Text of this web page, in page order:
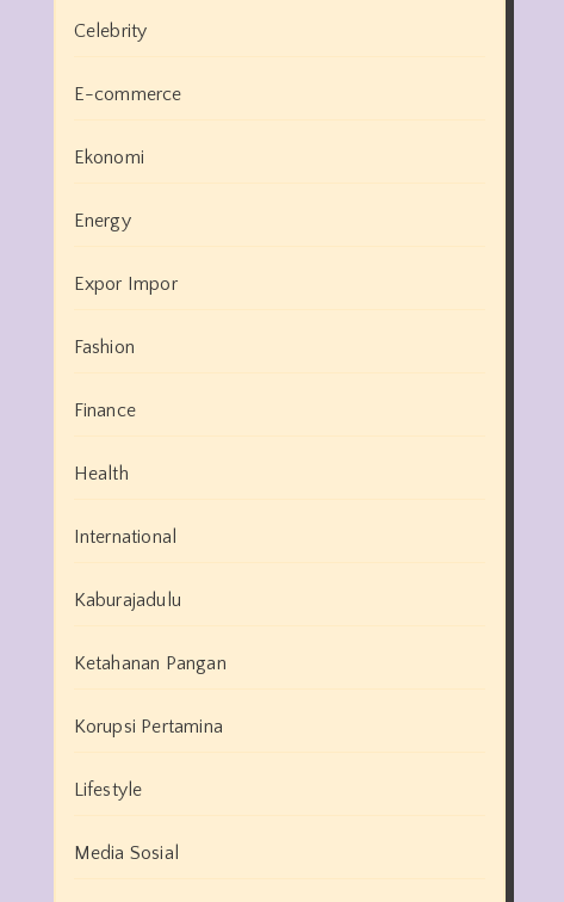
Celebrity
E-commerce
Ekonomi
Energy
Expor Impor
Fashion
Finance
Health
International
Kaburajadulu
Ketahanan Pangan
Korupsi Pertamina
Lifestyle
Media Sosial